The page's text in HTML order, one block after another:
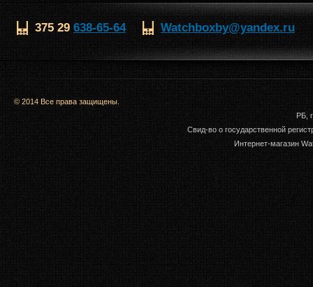
375 29638-65-64 Watchboxby@yandex.ru
© 2014 Все права защищены.
РБ,
Свид-во о государственной
Интернет-магазин